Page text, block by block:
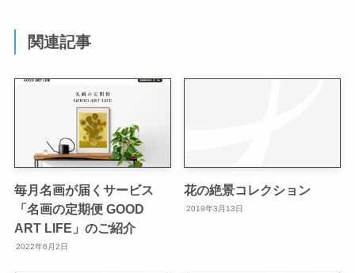
関連記事
毎月名画が届くサービス
「名画の定期便 GOOD
ART LIFE」のご紹介
2022年6月2日
花の絶景コレクション
2019年3月13日